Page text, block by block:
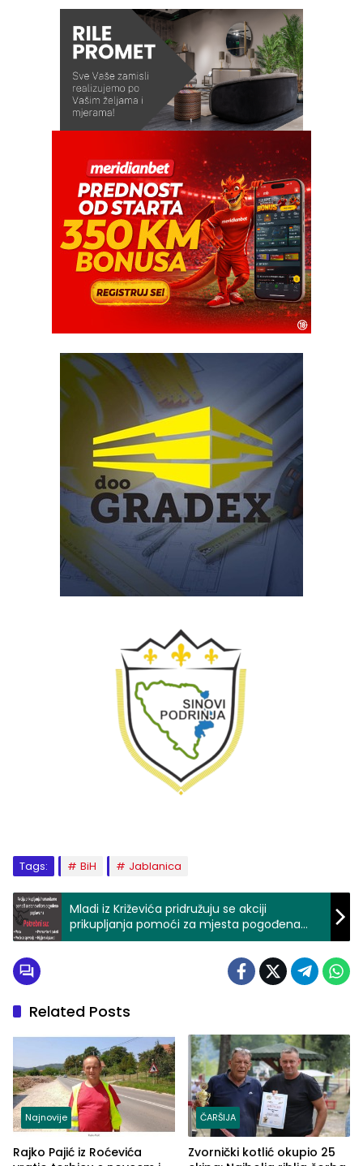
Tags: BiH Jablanica
Mladi iz Križevića pridružuju se akciji
prikupljanja pomoći za mjesta pogođena
poplavama, zvornička transportna
kompanija besplatno vozi prikupljenu pomoć
Related Posts
Najnovije
Rajko Pajić iz Roćevića
ČARŠIJA
Zvornički kotlić okupio 25